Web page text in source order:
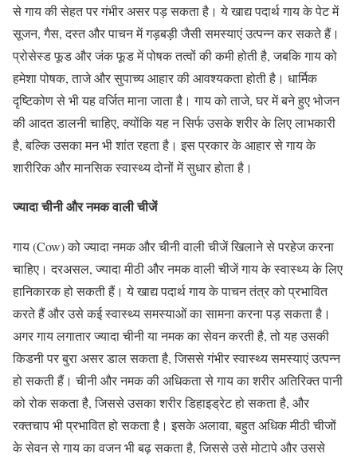
से गाय की सेहत पर गंभीर असर पड़ सकता है। ये खाद्य पदार्थ गाय के पेट में
सूजन, गैस, दस्त और पाचन में गड़बड़ी जैसी समस्याएं उत्पन्न कर सकते हैं।
प्रोसेस्ड फूड और जंक फूड में पोषक तत्वों की कमी होती है, जबकि गाय को
हमेशा पोषक, ताजे और सुपाच्य आहार की आवश्यकता होती है। धार्मिक
दृष्टिकोण से भी यह वर्जित माना जाता है। गाय को ताजे, घर में बने हुए भोजन
की आदत डालनी चाहिए, क्योंकि यह न सिर्फ उसके शरीर के लिए लाभकारी
है, बल्कि उसका मन भी शांत रहता है। इस प्रकार के आहार से गाय के
शारीरिक और मानसिक स्वास्थ्य दोनों में सुधार होता है।
ज्यादा चीनी और नमक वाली चीजें
गाय (Cow) को ज्यादा नमक और चीनी वाली चीजें खिलाने से परहेज करना
चाहिए। दरअसल, ज्यादा मीठी और नमक वाली चीजें गाय के स्वास्थ्य के लिए
हानिकारक हो सकती हैं। ये खाद्य पदार्थ गाय के पाचन तंत्र को प्रभावित
करते हैं और उसे कई स्वास्थ्य समस्याओं का सामना करना पड़ सकता है।
अगर गाय लगातार ज्यादा चीनी या नमक का सेवन करती है, तो यह उसकी
किडनी पर बुरा असर डाल सकता है, जिससे गंभीर स्वास्थ्य समस्याएं उत्पन्न
हो सकती हैं। चीनी और नमक की अधिकता से गाय का शरीर अतिरिक्त पानी
को रोक सकता है, जिससे उसका शरीर डिहाइड्रेट हो सकता है, और
रक्तचाप भी प्रभावित हो सकता है। इसके अलावा, बहुत अधिक मीठी चीजों
के सेवन से गाय का वजन भी बढ़ सकता है, जिससे उसे मोटापे और उससे